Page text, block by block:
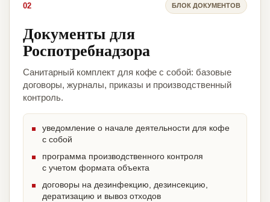
02 БЛОК ДОКУМЕНТОВ
Документы для
Роспотребнадзора
Санитарный комплект для кофе с собой: базовые
договоры, журналы, приказы и производственный
контроль.
уведомление о начале деятельности для кофе
с собой
программа производственного контроля
с учетом формата объекта
договоры на дезинфекцию, дезинсекцию,
дератизацию и вывоз отходов